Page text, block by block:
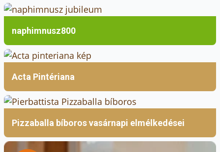
naphimnusz800
Acta Pintériana
Pizzaballa bíboros vasárnapi elmélkedései